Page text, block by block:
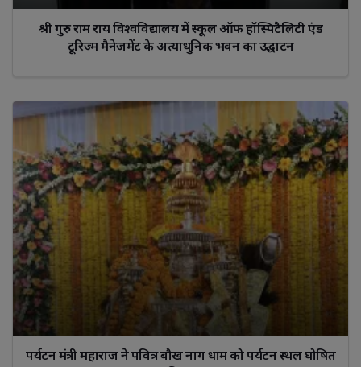
श्री गुरु राम राय विश्वविद्यालय में स्कूल ऑफ हॉस्पिटैलिटी एंड
टूरिज्म मैनेजमेंट के अत्याधुनिक भवन का उद्घाटन
पर्यटन मंत्री महाराज ने पवित्र बौख नाग धाम को पर्यटन स्थल घोषित